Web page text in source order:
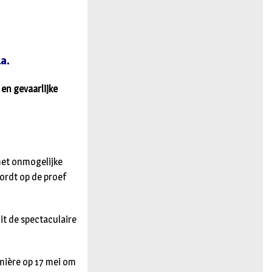
en gevaarlijke
onmogelijke
op de proef
de spectaculaire
op 17 mei om